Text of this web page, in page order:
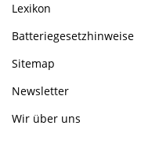
Lexikon
Batteriegesetzhinweise
Sitemap
Newsletter
Wir über uns